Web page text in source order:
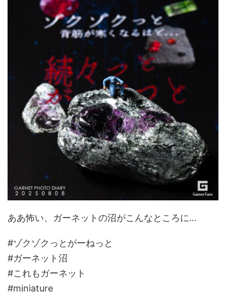
ああ怖い、ガーネットの沼がこんなところに…
#ゾクゾクっとがーねっと
#ガーネット沼
#これもガーネット
#miniature